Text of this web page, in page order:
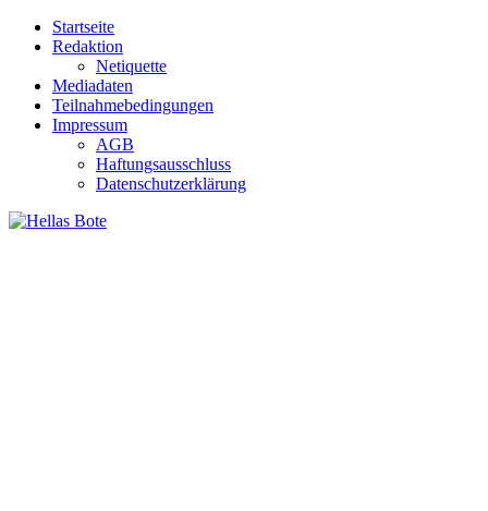
Zum
Inhalt
Startseite
Redaktion
Netiquette
Mediadaten
Teilnahmebedingungen
Impressum
AGB
Haftungsausschluss
Datenschutzerklärung